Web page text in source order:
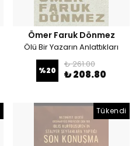
Ömer Faruk Dönmez
Ölü Bir Yazarın Anlattıkları
%20
₺ 261.00
₺ 208.80
Tükendi